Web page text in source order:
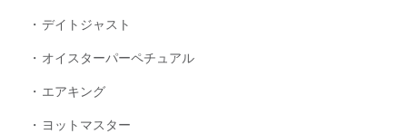
デイトジャスト
オイスターパーペチュアル
エアキング
ヨットマスター